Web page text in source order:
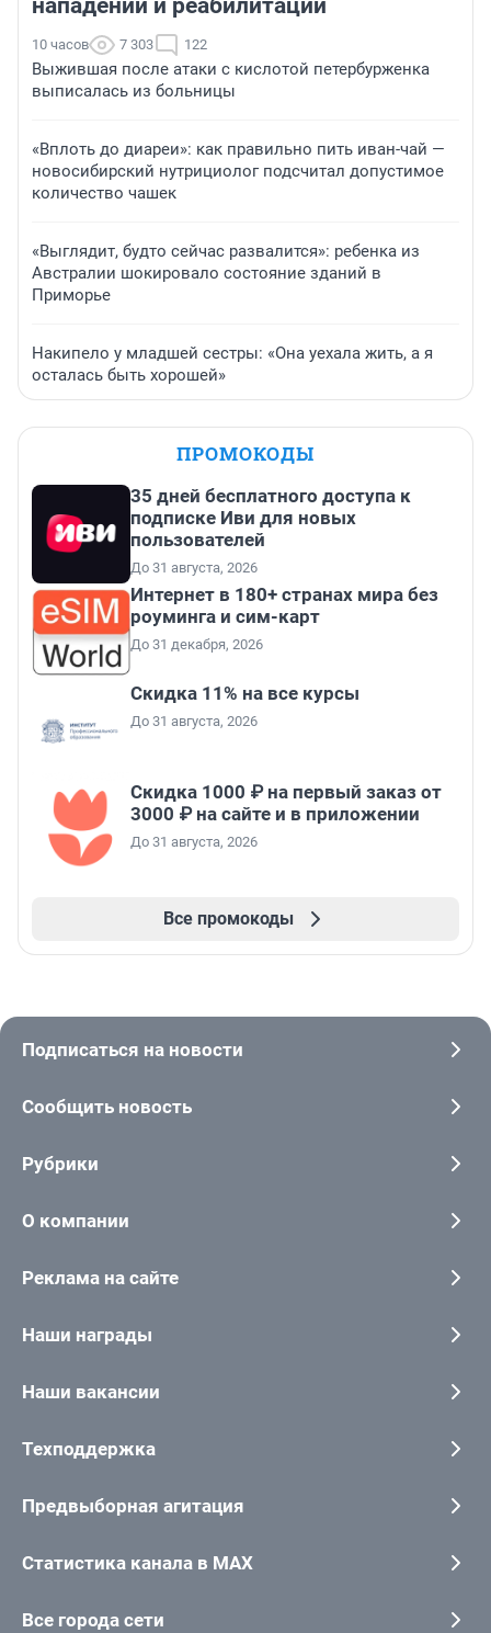
нападении и реабилитации
10 часов 7 303 122
Выжившая после атаки с кислотой петербурженка
выписалась из больницы
«Вплоть до диареи»: как правильно пить иван-чай —
новосибирский нутрициолог подсчитал допустимое
количество чашек
«Выглядит, будто сейчас развалится»: ребенка из
Австралии шокировало состояние зданий в
Приморье
Накипело у младшей сестры: «Она уехала жить, а я
осталась быть хорошей»
ПРОМОКОДЫ
35 дней бесплатного доступа к
подписке Иви для новых
пользователей
До 31 августа, 2026
Интернет в 180+ странах мира без
роуминга и сим-карт
До 31 декабря, 2026
Скидка 11% на все курсы
До 31 августа, 2026
Скидка 1000 ₽ на первый заказ от
3000 ₽ на сайте и в приложении
До 31 августа, 2026
Все промокоды
Подписаться на новости
Сообщить новость
Рубрики
О компании
Реклама на сайте
Наши награды
Наши вакансии
Техподдержка
Предвыборная агитация
Статистика канала в MAX
Все города сети